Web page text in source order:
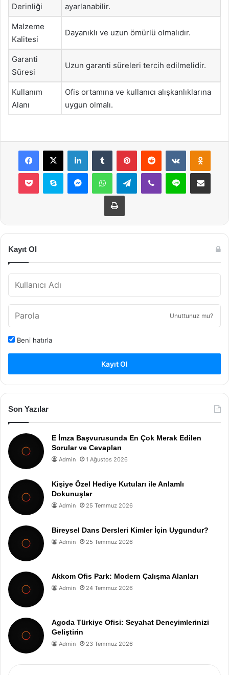
Derinliği
ayarlanabilir.
Malzeme
Kalitesi
Dayanıklı ve uzun ömürlü olmalıdır.
Garanti
Süresi
Uzun garanti süreleri tercih edilmelidir.
Kullanım
Alanı
Ofis ortamına ve kullanıcı alışkanlıklarına
uygun olmalı.
Facebook
X LinkedInTumblr PinterestReddit VKontakte
Pocket Skype MessengerWhatsAppTelegramViber Line E-Posta ile
Yazdır
Kayıt Ol
Unuttunuz mu?
Beni hatırla
Kayıt Ol
Son Yazılar
E İmza Başvurusunda En Çok Merak Edilen
Sorular ve Cevapları
Admin 1 Ağustos 2026
Kişiye Özel Hediye Kutuları ile Anlamlı
Dokunuşlar
Admin 25 Temmuz 2026
Bireysel Dans Dersleri Kimler İçin Uygundur?
Admin 25 Temmuz 2026
Akkom Ofis Park: Modern Çalışma Alanları
Admin 24 Temmuz 2026
Agoda Türkiye Ofisi: Seyahat Deneyimlerinizi
Geliştirin
Admin 23 Temmuz 2026